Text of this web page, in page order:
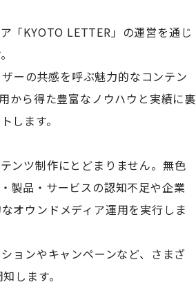
「KYOTO LETTER」の運営を通じ
ーの共感を呼ぶ魅力的なコンテン
から得た豊富なノウハウと実績に裏
します。
ンツ制作にとどまりません。無色
製品・サービスの認知不足や企業
オウンドメディア運用を実行しま
ョンやキャンペーンなど、さまざ
します。